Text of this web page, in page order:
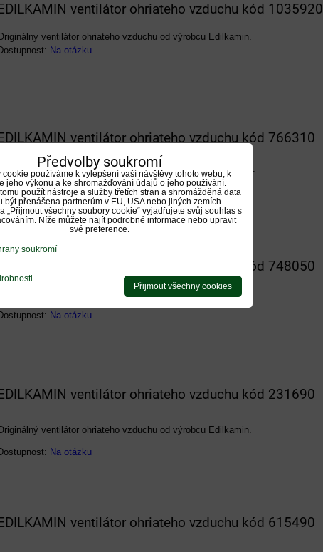
ventilátor ohriateho vzduchu kód 1035920
ventilátor ohriateho vzduchu od výrobcu Edilkamin.
Na otázku
ventilátor ohriateho vzduchu kód 766310
Oťriginálny ventilátor ohriateho vzduchu od výrobcu Edilkamin.
Na otázku
EDILKAMIN ventilátor ohriateho vzduchu kód 748050
Originálny ventilátor ohriateho vzduchu od výrobcu Edilkamin.
Na otázku
ventilátor ohriateho vzduchu kód 231690
ventilátor ohriateho vzduchu od výrobcu Edilkamin.
Na otázku
ventilátor ohriateho vzduchu kód 615490
Předvolby soukromí
cookie používáme k vylepšení vaší návštěvy tohoto webu, k
jeho výkonu a ke shromažďování údajů o jeho používání.
použít nástroje a služby třetích stran a shromážděná data
být přenášena partnerům v EU, USA nebo jiných zemích.
„Přijmout všechny soubory cookie“ vyjadřujete svůj souhlas s
Níže můžete najít podrobné informace nebo upravit
své preference.
soukromí
Přijmout všechny cookies